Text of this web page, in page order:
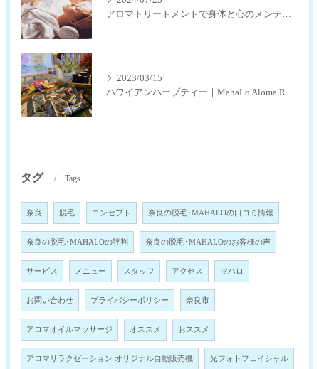
アロマトリートメントで身体と心のメンテナンス
2023/03/15
ハワイアンハーブティー｜MahaLo Aloma Relaxation奈良
タグ Tags
奈良 脱毛 コンセプト 奈良の脱毛･MAHALOの口コミ情報
奈良の脱毛･MAHALOの評判 奈良の脱毛･MAHALOのお客様の声
サービス メニュー スタッフ アクセス マハロ
お問い合わせ プライバシーポリシー 奈良市
アロマオイルマッサージ オススメ おススメ
アロマリラクゼーション オリジナル自動販売機 光フォトフェイシャル